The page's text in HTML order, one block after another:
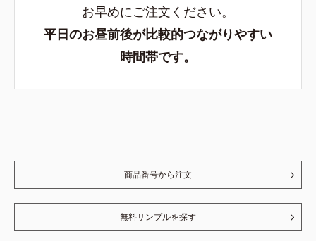
お早めにご注文ください。
平日のお昼前後が比較的つながりやすい
時間帯です。
商品番号から注文
無料サンプルを探す